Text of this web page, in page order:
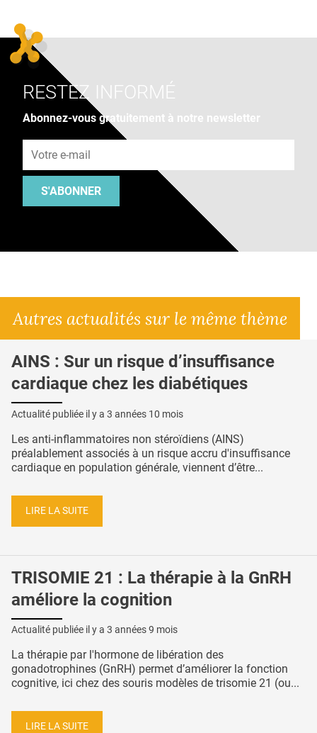
RESTEZ INFORMÉ
Abonnez-vous gratuitement à notre newsletter
S'ABONNER
Autres actualités sur le même thème
AINS : Sur un risque d’insuffisance
cardiaque chez les diabétiques
Actualité publiée il y a 3 années 10 mois
Les anti-inflammatoires non stéroïdiens (AINS)
préalablement associés à un risque accru d'insuffisance
cardiaque en population générale, viennent d’être...
LIRE LA SUITE
TRISOMIE 21 : La thérapie à la GnRH
améliore la cognition
Actualité publiée il y a 3 années 9 mois
La thérapie par l'hormone de libération des
gonadotrophines (GnRH) permet d’améliorer la fonction
cognitive, ici chez des souris modèles de trisomie 21 (ou...
LIRE LA SUITE